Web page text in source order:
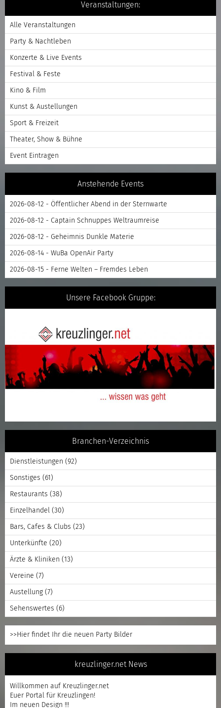
Veranstaltungen:
Alle Veranstaltungen
Party & Nachtleben
Konzerte & Live Events
Festival & Feste
Kino & Film
Kunst & Austellungen
Sport & Freizeit
Theater, Show & Bühne
Event Eintragen
Anstehende Events
2026-08-12 - Öffentlicher Abend in der Sternwarte
2026-08-12 - Captain Schnuppes Weltraumreise
2026-08-12 - Geheimnis Dunkle Materie
2026-08-14 - WuBa OpenAir Party
2026-08-15 - Ferne Welten – Fremdes Leben
Unsere Facebook Gruppe:
Branchen-Verzeichnis
Dienstleistungen (92)
Sonstiges (61)
Restaurants (38)
Einzelhandel (30)
Bars, Cafes & Clubs (23)
Unterkünfte (20)
Ärzte & Kliniken (13)
Vereine (7)
Austellung (7)
Sehenswertes (6)
>>Hier findet Ihr die neuen Party Bilder
kreuzlinger.net News
Willkommen auf Kreuzlinger.net
Euer Portal für Kreuzlingen!
Im neuen Design !!!